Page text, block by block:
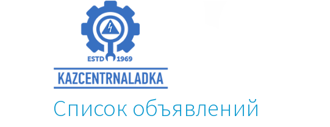
Список объявлений